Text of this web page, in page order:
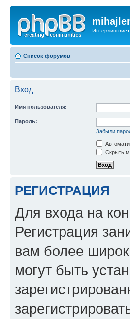
Список форумов
Вход
Имя пользователя:
Пароль:
Забыли
Скрыть
РЕГИСТРАЦИЯ
Для входа на
Регистрация
вам более
могут быть